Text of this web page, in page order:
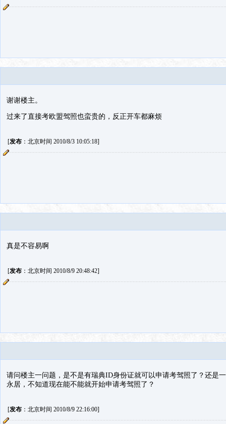
谢谢楼主。
过来了直接考欧盟驾照也蛮贵的，反正开车都麻烦
[发布：北京时间 2010/8/3 10:05:18]
真是不容易啊
[发布：北京时间 2010/8/9 20:48:42]
请问楼主一问题，是不是有瑞典ID身份证就可以申请考驾照了？还是
永居，不知道现在能不能就开始申请考驾照了？
[发布：北京时间 2010/8/9 22:16:00]